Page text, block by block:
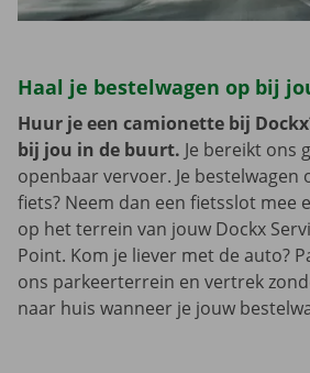
Haal je bestelwagen op bij
Huur je een camionette bij
bij jou in de buurt. Je bereikt ons
openbaar vervoer. Je bestelwagen
fiets? Neem dan een fietsslot mee
op het terrein van jouw Dockx
Point. Kom je liever met de auto?
ons parkeerterrein en vertrek
naar huis wanneer je jouw